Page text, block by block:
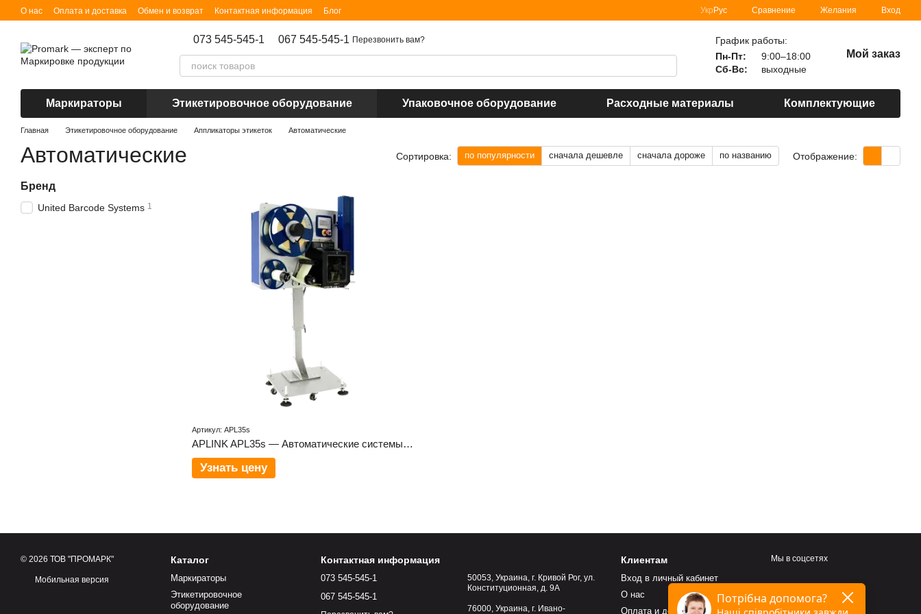
Перейти к основному контенту
О нас Оплата и доставка Обмен и возврат Контактная информация Блог Укр Рус Сравнение Желания Вход
073 545-545-1 067 545-545-1 Перезвонить вам?
График работы:
Пн-Пт:
9:00–18:00
Сб-Вс:
выходные
Мой заказ
Маркираторы Этикетировочное оборудование Упаковочное оборудование Расходные материалы Комплектующие
Главная Этикетировочное оборудование Аппликаторы этикеток Автоматические
Автоматические Сортировка: по популярности сначала дешевле сначала дороже по названию Отображение:
Артикул: APL35s
APLINK APL35s — Автоматические системы печати и нанесения этикеток
Узнать цену
Бренд
United Barcode Systems 1
© 2026 ТОВ "ПРОМАРК"
Мобильная версия
Каталог
Маркираторы
Этикетировочное
оборудование
Контактная информация
073 545-545-1
067 545-545-1
50053, Украина, г. Кривой Рог, ул.
Конституционная, д. 9А
76000, Украина, г. Ивано-
Клиентам
Вход в личный кабинет
О нас
Оплата и доставка
Мы в соцсетях